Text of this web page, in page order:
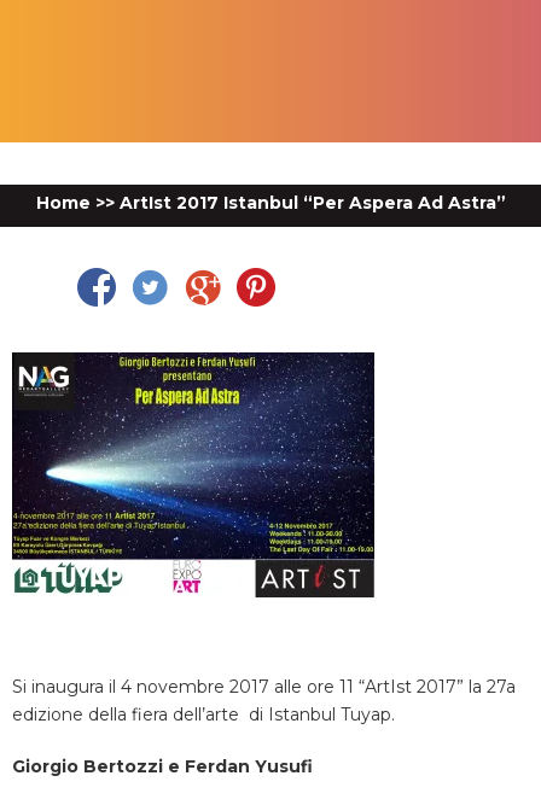
Home >> ArtIst 2017 Istanbul “Per Aspera Ad Astra”
Si inaugura il 4 novembre 2017 alle ore 11 “ArtIst 2017” la 27a
edizione della fiera dell’arte di Istanbul Tuyap.
Giorgio Bertozzi e Ferdan Yusufi